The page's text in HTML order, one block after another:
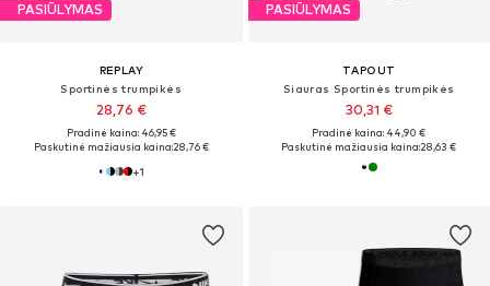
PASIŪLYMAS
REPLAY
Sportinės trumpikės
28,76 €
Pradinė kaina: 46,95 €
Paskutinė mažiausia kaina:28,76 €
+1
PASIŪLYMAS
TAPOUT
Siauras Sportinės trumpikės
30,31 €
Pradinė kaina: 44,90 €
Paskutinė mažiausia kaina:28,63 €